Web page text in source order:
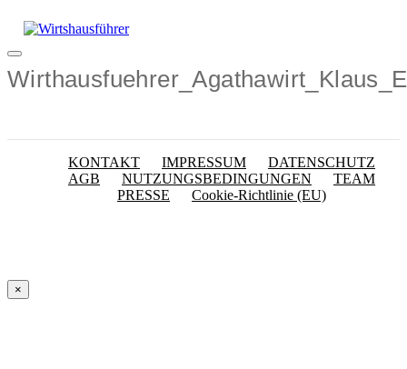
Inhalt
Menü
KONTAKT IMPRESSUM
DATENSCHUTZ
AGB
NUTZUNGSBEDINGUNGEN
TEAM
PRESSE
Cookie-Richtlinie (EU)
×